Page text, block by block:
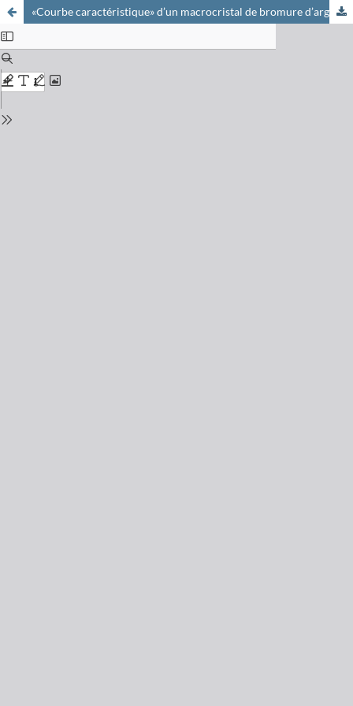
«Courbe caractéristique» d’un macrocristal de bromure d’argent